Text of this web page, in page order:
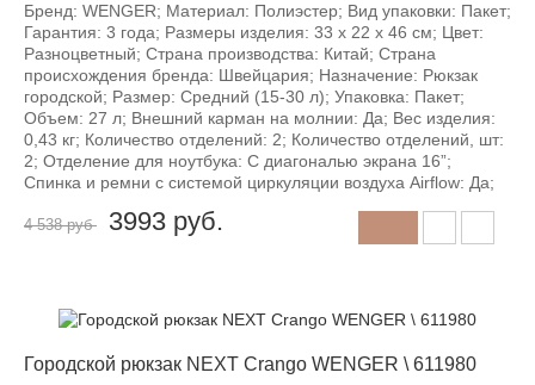
Бренд: WENGER; Материал: Полиэстер; Вид упаковки: Пакет;
Гарантия: 3 года; Размеры изделия: 33 x 22 x 46 см; Цвет:
Разноцветный; Страна производства: Китай; Страна
происхождения бренда: Швейцария; Назначение: Рюкзак
городской; Размер: Средний (15-30 л); Упаковка: Пакет;
Объем: 27 л; Внешний карман на молнии: Да; Вес изделия:
0,43 кг; Количество отделений: 2; Количество отделений, шт:
2; Отделение для ноутбука: С диагональю экрана 16”;
Спинка и ремни с системой циркуляции воздуха Airflow: Да;
4 538 руб 3993 руб.
Городской рюкзак NEXT Crango WENGER \ 611980
-12%